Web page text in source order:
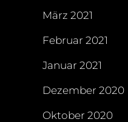
März 2021
Februar 2021
Januar 2021
Dezember 2020
Oktober 2020